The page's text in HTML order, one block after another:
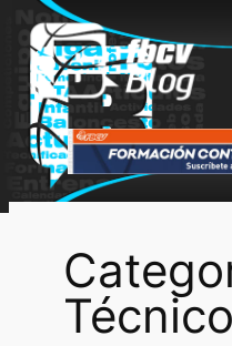
Saltar
contenido
Técnico